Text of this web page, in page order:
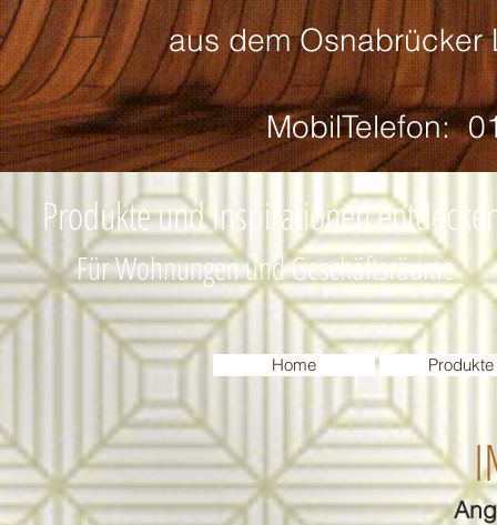
aus dem
MobilTelefon:
Produkte und Inspirationen
Für Wohnungen und Geschäftsräume
Home Produkte